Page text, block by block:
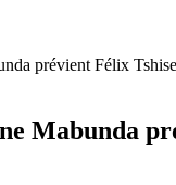
prévient Félix
Mabunda